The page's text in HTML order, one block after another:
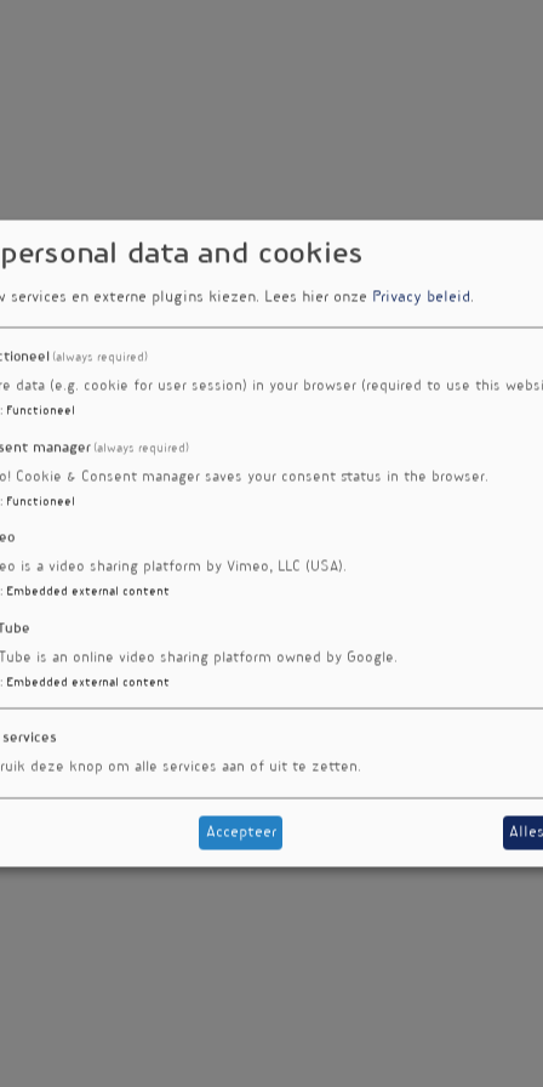
data and cookies
services en externe plugins kiezen. Lees hier onze Privacy beleid.
(always required)
data (e.g. cookie for user session) in your browser (required to use this
: Functioneel
manager (always required)
Cookie & Consent manager saves your consent status in the browser.
: Functioneel
is a video sharing platform by Vimeo, LLC (USA).
: Embedded external content
is an online video sharing platform owned by Google.
: Embedded external content
deze knop om alle services aan of uit te zetten.
Accepteer